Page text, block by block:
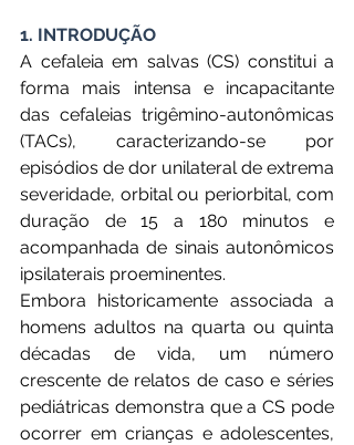
1. INTRODUÇÃO
A cefaleia em salvas (CS) constitui a
forma mais intensa e incapacitante
das cefaleias trigêmino-autonômicas
(TACs), caracterizando-se por
episódios de dor unilateral de extrema
severidade, orbital ou periorbital, com
duração de 15 a 180 minutos e
acompanhada de sinais autonômicos
ipsilaterais proeminentes.
Embora historicamente associada a
homens adultos na quarta ou quinta
décadas de vida, um número
crescente de relatos de caso e séries
pediátricas demonstra que a CS pode
ocorrer em crianças e adolescentes,